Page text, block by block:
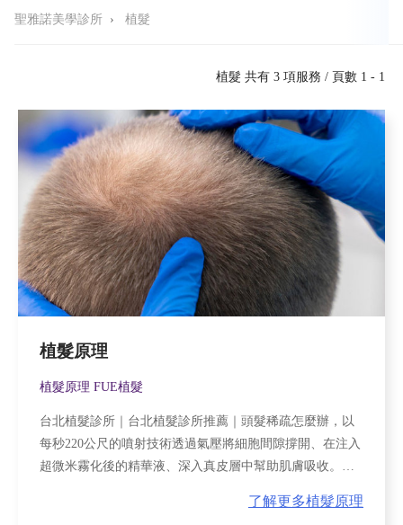
聖雅諾美學診所 › 植髮
植髮 共有 3 項服務 / 頁數 1 - 1
植髮原理
植髮原理 FUE植髮
台北植髮診所｜台北植髮診所推薦｜頭髮稀疏怎麼辦，以
每秒220公尺的噴射技術透過氣壓將細胞間隙撐開、在注入
超微米霧化後的精華液、深入真皮層中幫助肌膚吸收。過
了解更多植髮原理